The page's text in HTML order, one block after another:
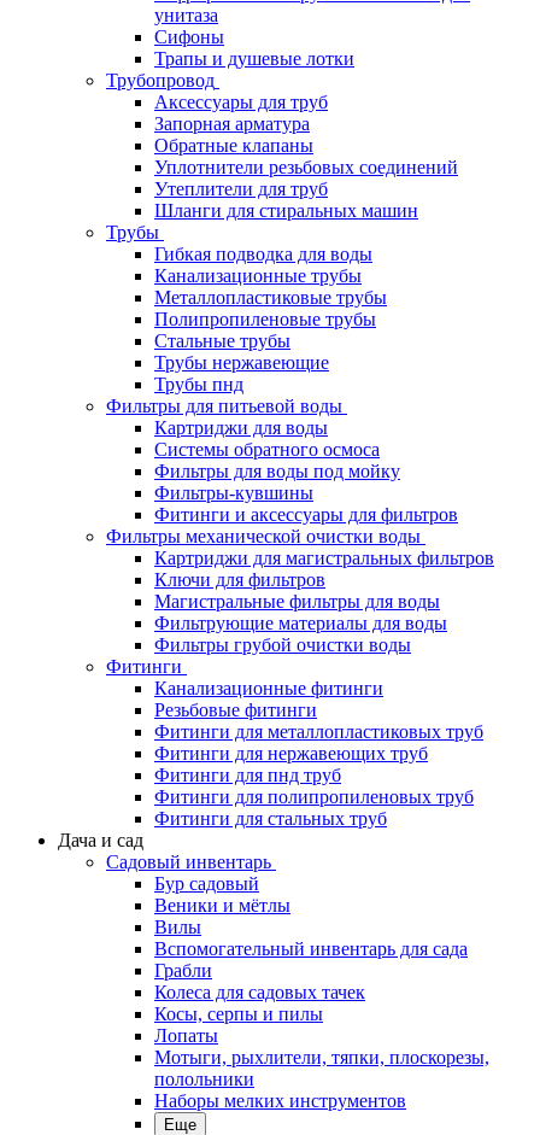
унитаза
Сифоны
Трапы и душевые лотки
Трубопровод
Аксессуары для труб
Запорная арматура
Обратные клапаны
Уплотнители резьбовых соединений
Утеплители для труб
Шланги для стиральных машин
Трубы
Гибкая подводка для воды
Канализационные трубы
Металлопластиковые трубы
Полипропиленовые трубы
Стальные трубы
Трубы нержавеющие
Трубы пнд
Фильтры для питьевой воды
Картриджи для воды
Системы обратного осмоса
Фильтры для воды под мойку
Фильтры-кувшины
Фитинги и аксессуары для фильтров
Фильтры механической очистки воды
Картриджи для магистральных фильтров
Ключи для фильтров
Магистральные фильтры для воды
Фильтрующие материалы для воды
Фильтры грубой очистки воды
Фитинги
Канализационные фитинги
Резьбовые фитинги
Фитинги для металлопластиковых труб
Фитинги для нержавеющих труб
Фитинги для пнд труб
Фитинги для полипропиленовых труб
Фитинги для стальных труб
Дача и сад
Садовый инвентарь
Бур садовый
Веники и мётлы
Вилы
Вспомогательный инвентарь для сада
Грабли
Колеса для садовых тачек
Косы, серпы и пилы
Лопаты
Мотыги, рыхлители, тяпки, плоскорезы,
полольники
Наборы мелких инструментов
Еще